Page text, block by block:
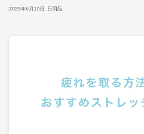
2025年6月10日 日用品